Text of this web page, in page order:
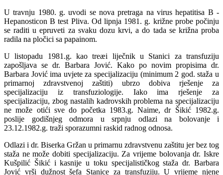
U travnju 1980. g. uvodi se nova pretraga na virus hepatitisa B -
Hepanosticon B test Pliva. Od lipnja 1981. g. križne probe počinju
se raditi u epruveti za svaku dozu krvi, a do tada se križna proba
radila na pločici sa papainom.
U listopadu 1981.g. kao treæi liječnik u Stanici za transfuziju
zapošljava se dr. Barbara Jović. Kako po novim propisima dr.
Barbara Jović ima uvjete za specijalizaciju (minimum 2 god. staža u
primarnoj zdravstvenoj zaštiti) ubrzo dobiva rješenje za
specijalizaciju iz transfuziologije. Iako ima rješenje za
specijalizaciju, zbog nastalih kadrovskih problema na specijalizaciju
ne može otići sve do početka 1983.g. Naime, dr Šikić 1982.g.
poslije godišnjeg odmora u srpnju odlazi na bolovanje i
23.12.1982.g. traži sporazumni raskid radnog odnosa.
Odlazi i dr. Biserka Gržan u primarnu zdravstvenu zaštitu jer bez tog
staža ne može dobiti specijalizaciju. Za vrijeme bolovanja dr. Iskre
Kušpilić Šikić i kasnije u toku specijalističkog staža dr. Barbara
Jović vrši dužnost šefa Stanice za transfuziju. U vrijeme njene